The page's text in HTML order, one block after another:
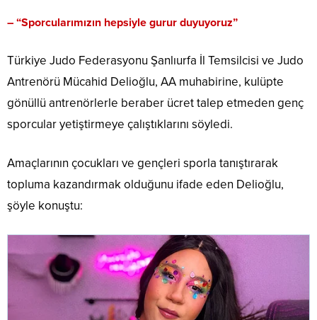
– “Sporcularımızın hepsiyle gurur duyuyoruz”
Türkiye Judo Federasyonu Şanlıurfa İl Temsilcisi ve Judo
Antrenörü Mücahid Delioğlu, AA muhabirine, kulüpte
gönüllü antrenörlerle beraber ücret talep etmeden genç
sporcular yetiştirmeye çalıştıklarını söyledi.
Amaçlarının çocukları ve gençleri sporla tanıştırarak
topluma kazandırmak olduğunu ifade eden Delioğlu,
şöyle konuştu: